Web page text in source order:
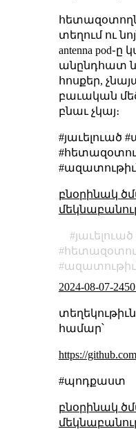
տեղում ու
antenna
անընդհատ
հոսքեր,
բաւական
բնաւ չկայ։
#յաւելուած
բնօրինակ
յաւելուած
2024-08-07-
համար՝
https://
#պոդքաստ
բնօրինակ